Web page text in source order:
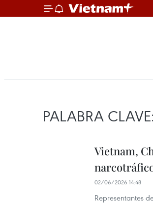
PALABRA
Vietnam,
02/06/2026 14:48
Representantes